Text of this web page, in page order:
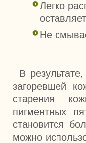
Легко
Не
В
загоревшей
старения
пигментных
становится
можно